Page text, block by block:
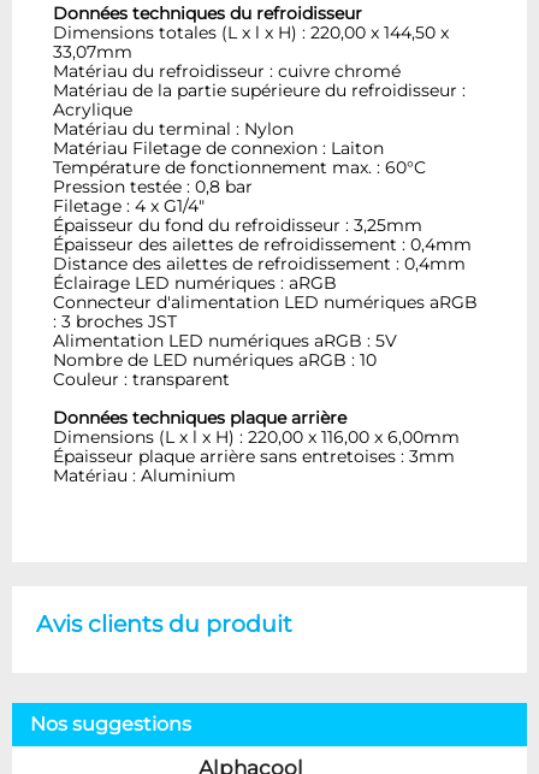
Données techniques du refroidisseur
Dimensions totales (L x l x H) : 220,00 x 144,50 x
33,07mm
Matériau du refroidisseur : cuivre chromé
Matériau de la partie supérieure du refroidisseur :
Acrylique
Matériau du terminal : Nylon
Matériau Filetage de connexion : Laiton
Température de fonctionnement max. : 60°C
Pression testée : 0,8 bar
Filetage : 4 x G1/4"
Épaisseur du fond du refroidisseur : 3,25mm
Épaisseur des ailettes de refroidissement : 0,4mm
Distance des ailettes de refroidissement : 0,4mm
Éclairage LED numériques : aRGB
Connecteur d'alimentation LED numériques aRGB
: 3 broches JST
Alimentation LED numériques aRGB : 5V
Nombre de LED numériques aRGB : 10
Couleur : transparent
Données techniques plaque arrière
Dimensions (L x l x H) : 220,00 x 116,00 x 6,00mm
Épaisseur plaque arrière sans entretoises : 3mm
Matériau : Aluminium
Avis clients du produit
Nos suggestions
Alphacool